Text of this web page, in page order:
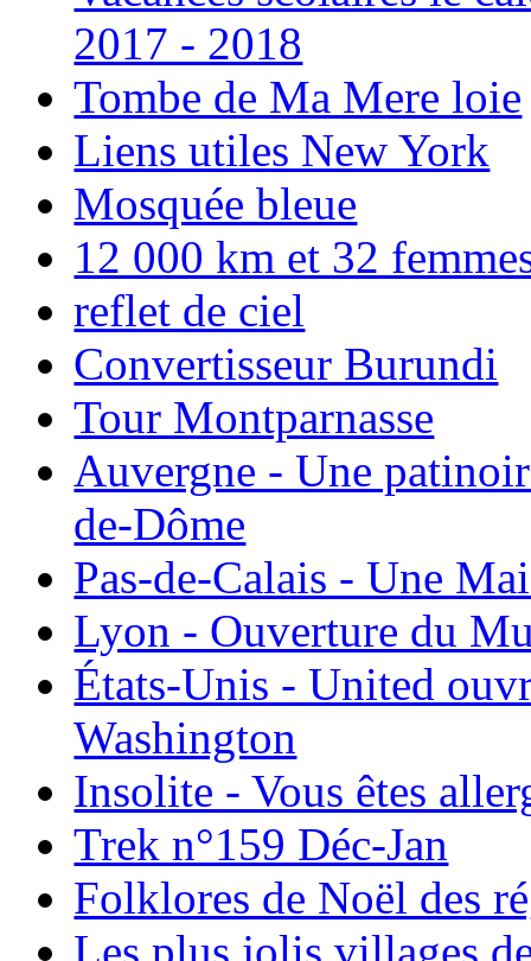
2017 - 2018
Tombe de Ma Mere loie
Liens utiles New York
Mosquée bleue
12 000 km et 32
reflet de ciel
Convertisseur Burundi
Tour Montparnasse
Auvergne - Une
de-Dôme
Pas-de-Calais - Une
Lyon - Ouverture du
États-Unis - United
Washington
Insolite - Vous êtes
Trek n°159 Déc-Jan
Folklores de Noël des
Les plus jolis villages